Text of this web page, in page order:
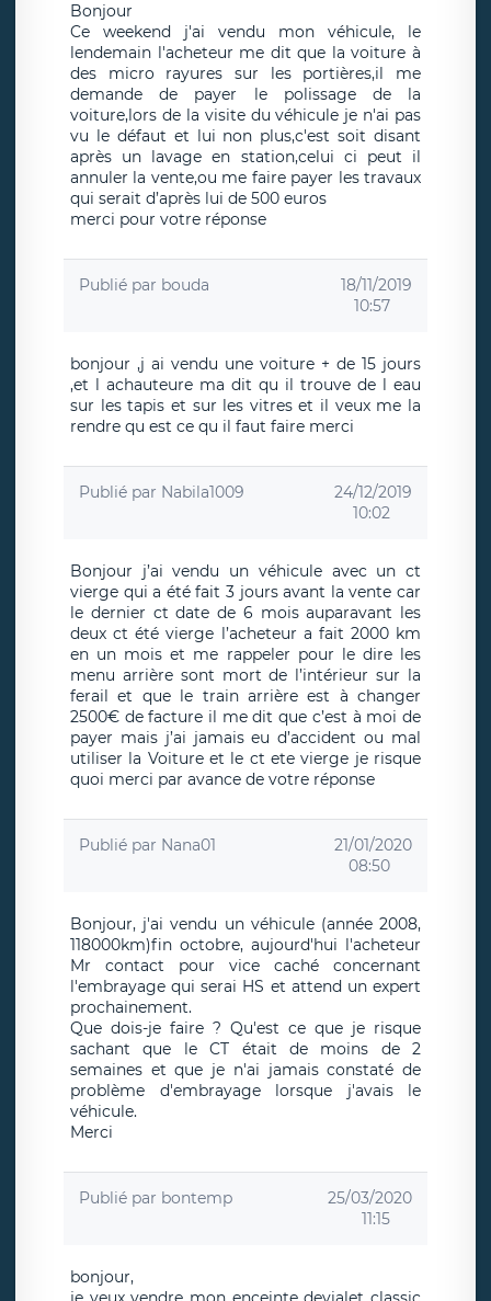
Bonjour
Ce weekend j'ai vendu mon véhicule, le
lendemain l'acheteur me dit que la voiture à
des micro rayures sur les portières,il me
demande de payer le polissage de la
voiture,lors de la visite du véhicule je n'ai pas
vu le défaut et lui non plus,c'est soit disant
après un lavage en station,celui ci peut il
annuler la vente,ou me faire payer les travaux
qui serait d’après lui de 500 euros
merci pour votre réponse
Publié par bouda
18/11/2019
10:57
bonjour ,j ai vendu une voiture + de 15 jours
,et l achauteure ma dit qu il trouve de l eau
sur les tapis et sur les vitres et il veux me la
rendre qu est ce qu il faut faire merci
Publié par Nabila1009
24/12/2019
10:02
Bonjour j’ai vendu un véhicule avec un ct
vierge qui a été fait 3 jours avant la vente car
le dernier ct date de 6 mois auparavant les
deux ct été vierge l’acheteur a fait 2000 km
en un mois et me rappeler pour le dire les
menu arrière sont mort de l’intérieur sur la
ferail et que le train arrière est à changer
2500€ de facture il me dit que c’est à moi de
payer mais j’ai jamais eu d’accident ou mal
utiliser la Voiture et le ct ete vierge je risque
quoi merci par avance de votre réponse
Publié par Nana01
21/01/2020
08:50
Bonjour, j'ai vendu un véhicule (année 2008,
118000km)fin octobre, aujourd'hui l'acheteur
Mr contact pour vice caché concernant
l'embrayage qui serai HS et attend un expert
prochainement.
Que dois-je faire ? Qu'est ce que je risque
sachant que le CT était de moins de 2
semaines et que je n'ai jamais constaté de
problème d'embrayage lorsque j'avais le
véhicule.
Merci
Publié par bontemp
25/03/2020
11:15
bonjour,